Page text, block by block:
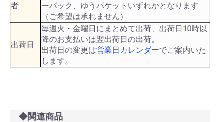
者
ーパック、ゆうパケットいずれかとなります
（ご希望は承れません）
出荷日
毎週火・金曜日にまとめて出荷、出荷日10時以
降のお支払いは翌出荷日の出荷。
出荷日の変更は営業日カレンダーでご案内いた
します。
◆関連商品